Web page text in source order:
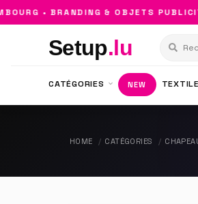
• BRANDING & OBJETS
Setup.lu
CATÉGORIES NEW
HOME CATÉGORIES